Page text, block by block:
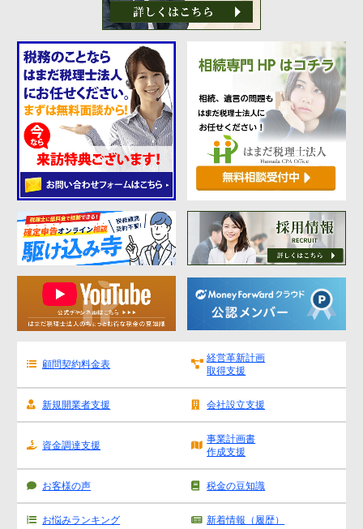
当事務所に依頼するメリット
経営革新計画取得支援
経営革新計画の内容
計画を立てることで見えてくるもの
承認のメリット
承認要件
留意事項
当税理士法人のサービス
資金調達支援
融資による資金調達について
金融機関の融資のポイント
融資を受けやすくする経営
金融機関から調達するメリットとデメリット
料金案内
通常料金
創業3年目までの特別料金
他の税理士事務所からの切り替えの場合
顧問契約料金表
経営革新計画
取得支援
新規開業者支援 会社設立支援
資金調達支援
事業計画書
作成支援
お客様の声 税金の豆知識
お悩みランキング 新着情報（履歴）